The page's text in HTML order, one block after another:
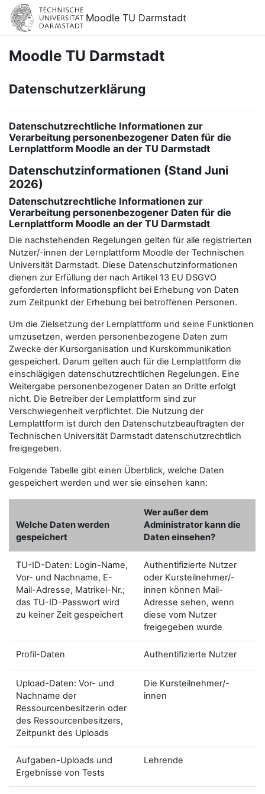
Zum Hauptinhalt
Moodle TU Darmstadt
Moodle TU Darmstadt
Datenschutzerklärung
Datenschutzrechtliche Informationen zur
Verarbeitung personenbezogener Daten für die
Lernplattform Moodle an der TU Darmstadt
Datenschutzinformationen (Stand Juni
2026)
Datenschutzrechtliche Informationen zur
Verarbeitung personenbezogener Daten für die
Lernplattform Moodle an der TU Darmstadt
Die nachstehenden Regelungen gelten für alle registrierten
Nutzer/-innen der Lernplattform Moodle der Technischen
Universität Darmstadt. Diese Datenschutzinformationen
dienen zur Erfüllung der nach Artikel 13 EU DSGVO
geforderten Informationspflicht bei Erhebung von Daten
zum Zeitpunkt der Erhebung bei betroffenen Personen.
Um die Zielsetzung der Lernplattform und seine Funktionen
umzusetzen, werden personenbezogene Daten zum
Zwecke der Kursorganisation und Kurskommunikation
gespeichert. Darum gelten auch für die Lernplattform die
einschlägigen datenschutzrechtlichen Regelungen. Eine
Weitergabe personenbezogener Daten an Dritte erfolgt
nicht. Die Betreiber der Lernplattform sind zur
Verschwiegenheit verpflichtet. Die Nutzung der
Lernplattform ist durch den Datenschutzbeauftragten der
Technischen Universität Darmstadt datenschutzrechtlich
freigegeben.
Folgende Tabelle gibt einen Überblick, welche Daten
gespeichert werden und wer sie einsehen kann:
Welche Daten werden
gespeichert
Wer außer dem
Administrator kann die
Daten einsehen?
TU-ID-Daten: Login-Name,
Vor- und Nachname, E-
Mail-Adresse, Matrikel-Nr.;
das TU-ID-Passwort wird
zu keiner Zeit gespeichert
Authentifizierte Nutzer
oder Kursteilnehmer/-
innen können Mail-
Adresse sehen, wenn
diese vom Nutzer
freigegeben wurde
Profil-Daten Authentifizierte Nutzer
Upload-Daten: Vor- und
Nachname der
Ressourcenbesitzerin oder
des Ressourcenbesitzers,
Zeitpunkt des Uploads
Die Kursteilnehmer/-
innen
Aufgaben-Uploads und
Ergebnisse von Tests
Lehrende